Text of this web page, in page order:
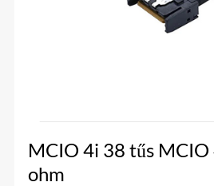
MCIO 4i 38 tűs
ohm